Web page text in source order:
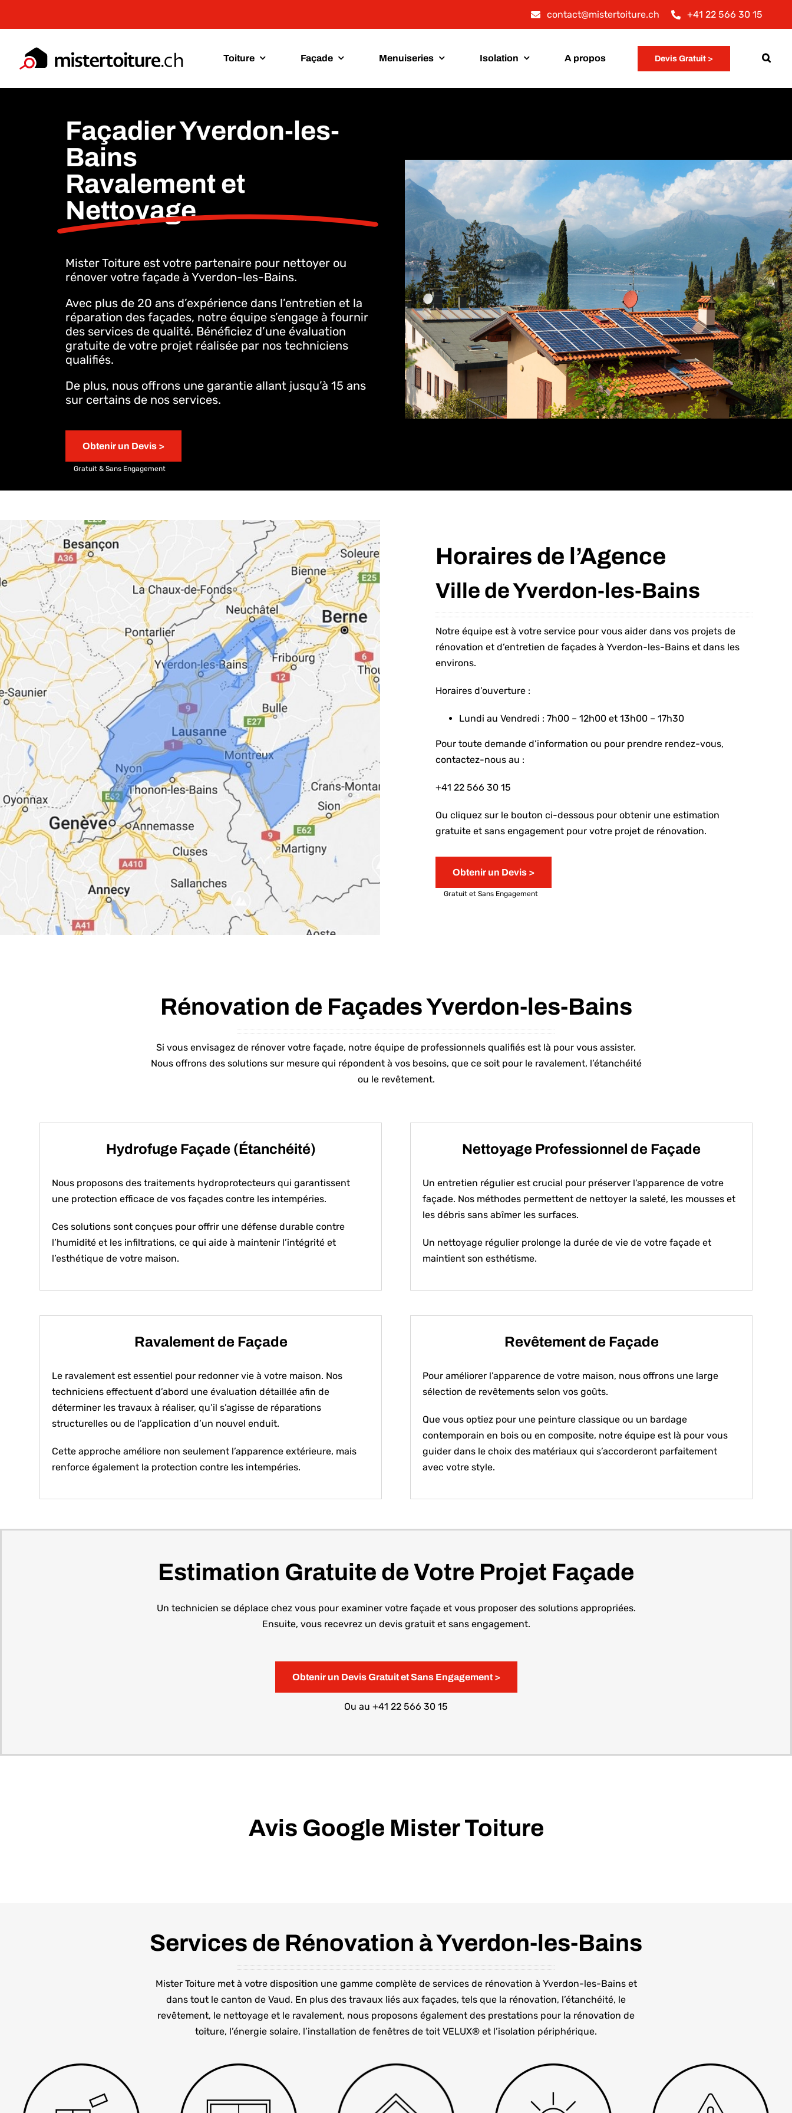
contact@mistertoiture.ch +41 22 566 30 15
Toiture Façade Menuiseries Isolation A propos Devis Gratuit >
Façadier Yverdon-les-
Bains
Ravalement et
Nettoyage
Mister Toiture est votre partenaire pour nettoyer ou
rénover votre façade à Yverdon-les-Bains.
Avec plus de 20 ans d’expérience dans l’entretien et la
réparation des façades, notre équipe s’engage à fournir
des services de qualité. Bénéficiez d’une évaluation
gratuite de votre projet réalisée par nos techniciens
qualifiés.
De plus, nous offrons une garantie allant jusqu’à 15 ans
sur certains de nos services.
Obtenir un Devis >
Gratuit & Sans Engagement
Horaires de l’Agence
Ville de Yverdon-les-Bains
Notre équipe est à votre service pour vous aider dans vos projets de
rénovation et d’entretien de façades à Yverdon-les-Bains et dans les
environs.
Horaires d’ouverture :
Lundi au Vendredi : 7h00 – 12h00 et 13h00 – 17h30
Pour toute demande d’information ou pour prendre rendez-vous,
contactez-nous au :
+41 22 566 30 15
Ou cliquez sur le bouton ci-dessous pour obtenir une estimation
gratuite et sans engagement pour votre projet de rénovation.
Obtenir un Devis >
Gratuit et Sans Engagement
Rénovation de Façades Yverdon-les-Bains
Si vous envisagez de rénover votre façade, notre équipe de professionnels qualifiés est là pour vous assister.
Nous offrons des solutions sur mesure qui répondent à vos besoins, que ce soit pour le ravalement, l’étanchéité
ou le revêtement.
Hydrofuge Façade (Étanchéité)
Nous proposons des traitements hydroprotecteurs qui garantissent
une protection efficace de vos façades contre les intempéries.
Ces solutions sont conçues pour offrir une défense durable contre
l’humidité et les infiltrations, ce qui aide à maintenir l’intégrité et
l’esthétique de votre maison.
Nettoyage Professionnel de Façade
Un entretien régulier est crucial pour préserver l’apparence de votre
façade. Nos méthodes permettent de nettoyer la saleté, les mousses et
les débris sans abîmer les surfaces.
Un nettoyage régulier prolonge la durée de vie de votre façade et
maintient son esthétisme.
Ravalement de Façade
Le ravalement est essentiel pour redonner vie à votre maison. Nos
techniciens effectuent d’abord une évaluation détaillée afin de
déterminer les travaux à réaliser, qu’il s’agisse de réparations
structurelles ou de l’application d’un nouvel enduit.
Cette approche améliore non seulement l’apparence extérieure, mais
renforce également la protection contre les intempéries.
Revêtement de Façade
Pour améliorer l’apparence de votre maison, nous offrons une large
sélection de revêtements selon vos goûts.
Que vous optiez pour une peinture classique ou un bardage
contemporain en bois ou en composite, notre équipe est là pour vous
guider dans le choix des matériaux qui s’accorderont parfaitement
avec votre style.
Estimation Gratuite de Votre Projet Façade
Un technicien se déplace chez vous pour examiner votre façade et vous proposer des solutions appropriées.
Ensuite, vous recevrez un devis gratuit et sans engagement.
Obtenir un Devis Gratuit et Sans Engagement >
Ou au +41 22 566 30 15
Avis Google Mister Toiture
Services de Rénovation à Yverdon-les-Bains
Mister Toiture met à votre disposition une gamme complète de services de rénovation à Yverdon-les-Bains et
dans tout le canton de Vaud. En plus des travaux liés aux façades, tels que la rénovation, l’étanchéité, le
revêtement, le nettoyage et le ravalement, nous proposons également des prestations pour la rénovation de
toiture, l’énergie solaire, l’installation de fenêtres de toit VELUX® et l’isolation périphérique.